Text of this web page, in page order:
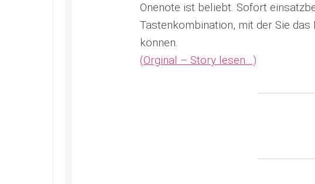
Onenote ist beliebt. Sofort
Tastenkombination, mit der Sie
können.
(Orginal – Story lesen…)